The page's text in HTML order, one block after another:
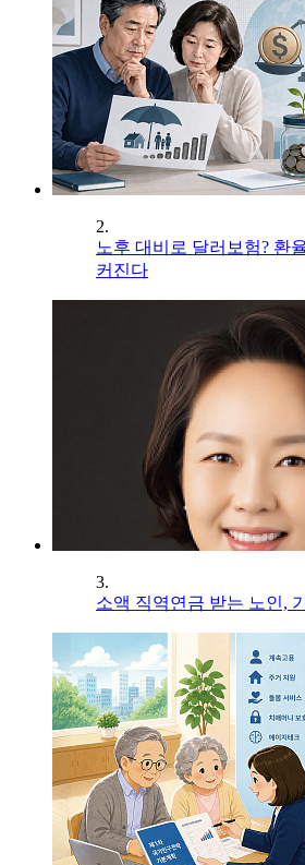
2.
노후 대비로 달러보험? 환
커진다
3.
소액 직역연금 받는 노인,